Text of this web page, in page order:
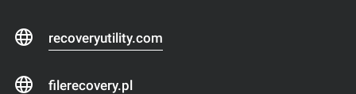
recoveryutility.com
filerecovery.pl